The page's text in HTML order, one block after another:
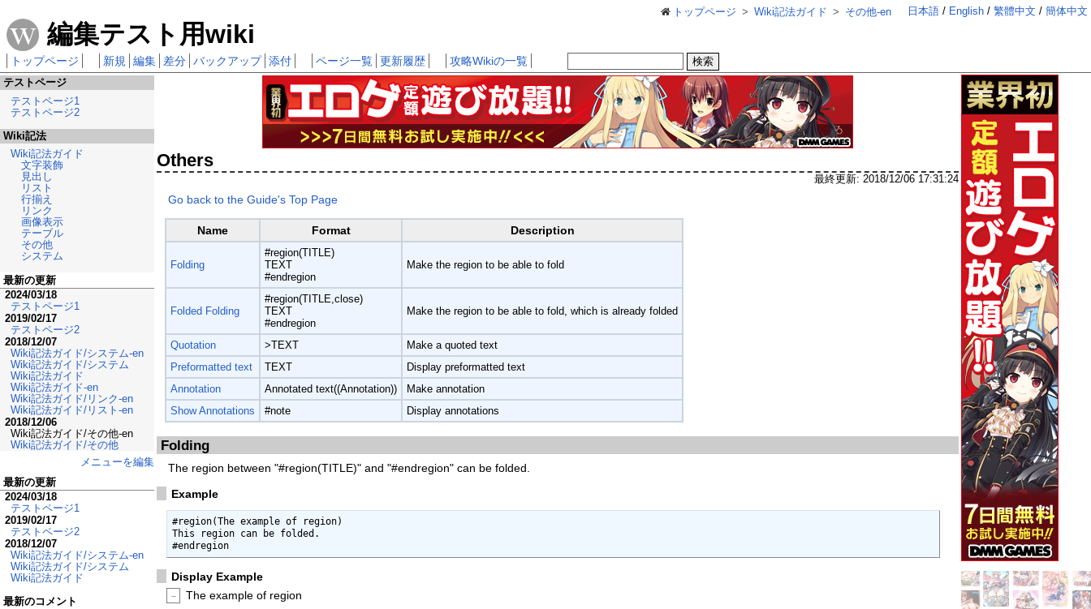
日本語 English 繁體中文 簡体中文
トップページ Wiki記法ガイド その他-en
編集テスト用wiki
トップページ 新規 編集 差分 バックアップ 添付 ページ一覧 更新履歴 攻略Wikiの一覧
Others
最終更新: 2018/12/06 17:31:24
Go back to the Guide's Top Page
Name Format Description
Folding
#region(TITLE)
TEXT
#endregion
Make the region to be able to fold
Folded Folding
#region(TITLE,close)
TEXT
#endregion
Make the region to be able to fold, which is already folded
Quotation >TEXT
Make a quoted text
Preformatted text
TEXT
Display preformatted text
Annotation
Annotated text((Annotation))
Make annotation
Show Annotations
#note Display annotations
Folding
The region between "#region(TITLE)" and "#endregion" can be folded.
Example
#region(The example of region)
This region can be folded.
#endregion
Display Example
－
The example of region
テストページ
テストページ1
テストページ2
Wiki記法
Wiki記法ガイド
文字装飾
見出し
リスト
行揃え
リンク
画像表示
テーブル
その他
システム
最新の更新
2024/03/18
テストページ1
2019/02/17
テストページ2
2018/12/07
Wiki記法ガイド/システム-en
Wiki記法ガイド/システム
Wiki記法ガイド
Wiki記法ガイド-en
Wiki記法ガイド/リンク-en
Wiki記法ガイド/リスト-en
2018/12/06
Wiki記法ガイド/その他-en
Wiki記法ガイド/その他
メニューを編集
最新の更新
2024/03/18
テストページ1
2019/02/17
テストページ2
2018/12/07
Wiki記法ガイド/システム-en
Wiki記法ガイド/システム
Wiki記法ガイド
最新のコメント